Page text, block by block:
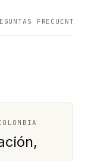
FRECUENTES